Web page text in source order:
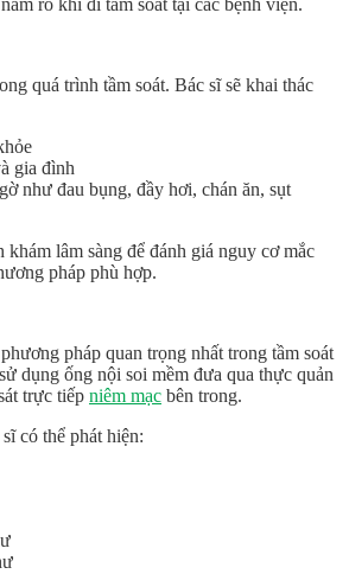
rõ khi đi tầm soát tại các bệnh viện.
quá trình tầm soát. Bác sĩ sẽ khai thác
gia đình
như đau bụng, đầy hơi, chán ăn, sụt
khám lâm sàng để đánh giá nguy cơ mắc
pháp phù hợp.
pháp quan trọng nhất trong tầm soát
dụng ống nội soi mềm đưa qua thực quản
trực tiếp niêm mạc bên trong.
có thể phát hiện: